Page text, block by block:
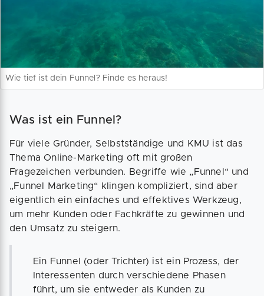
Wie tief ist dein Funnel? Finde es heraus!
Was ist ein Funnel?
Für viele Gründer, Selbstständige und KMU ist das
Thema Online-Marketing oft mit großen
Fragezeichen verbunden. Begriffe wie „Funnel“ und
„Funnel Marketing“ klingen kompliziert, sind aber
eigentlich ein einfaches und effektives Werkzeug,
um mehr Kunden oder Fachkräfte zu gewinnen und
den Umsatz zu steigern.
Ein Funnel (oder Trichter) ist ein Prozess, der
Interessenten durch verschiedene Phasen
führt, um sie entweder als Kunden zu